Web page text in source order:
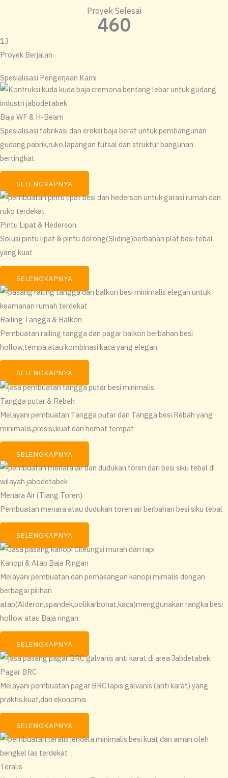
Proyek Selesai
460
13
Proyek Berjalan
Spesialisasi Pengerjaan Kami
Baja WF & H-Beam
Spesialisasi fabrikasi dan ereksi baja berat untuk pembangunan
gudang,pabrik,ruko,lapangan futsal dan struktur bangunan
bertingkat
SELENGKAPNYA
Pintu Lipat & Hederson
Solusi pintu lipat & pintu dorong(Sliding)berbahan plat besi tebal
yang kuat
SELENGKAPNYA
Railing Tangga & Balkon
Pembuatan railing tangga dan pagar balkon berbahan besi
hollow,tempa,atau kombinasi kaca yang elegan
SELENGKAPNYA
Tangga putar & Rebah
Melayani pembuatan Tangga putar dan Tangga besi Rebah yang
minimalis,presisi,kuat,dan hemat tempat
SELENGKAPNYA
Menara Air (Tiang Toren)
Pembuatan menara atau dudukan toren air berbahan besi siku tebal
SELENGKAPNYA
Kanopi & Atap Baja Ringan
Melayani pembuatan dan pemasangan kanopi mimalis dengan
berbagai pilihan
atap(Alderon,spandek,polikarbonat,kaca)menggunakan rangka besi
hollow atau Baja ringan.
SELENGKAPNYA
Pagar BRC
Melayani pembuatan pagar BRC lapis galvanis (anti karat) yang
praktis,kuat,dan ekonomis
SELENGKAPNYA
Teralis